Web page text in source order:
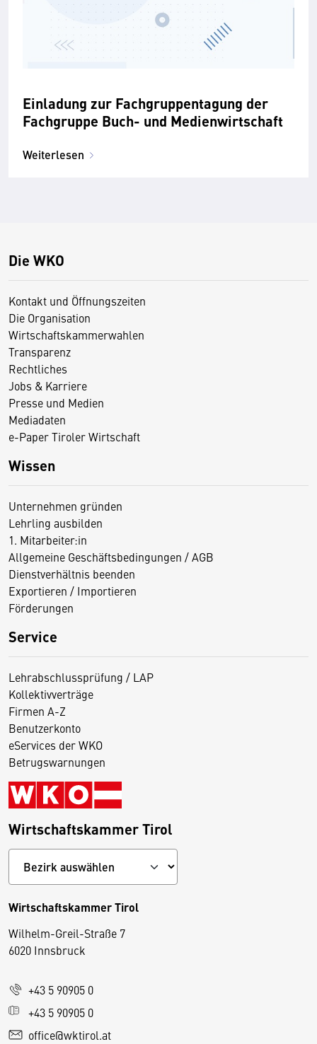
Einladung zur Fachgruppentagung der
Fachgruppe Buch- und Medienwirtschaft
Weiterlesen
Die WKO
Kontakt und Öffnungszeiten
Die Organisation
Wirtschaftskammerwahlen
Transparenz
Rechtliches
Jobs & Karriere
Presse und Medien
Mediadaten
e-Paper Tiroler Wirtschaft
Wissen
Unternehmen gründen
Lehrling ausbilden
1. Mitarbeiter:in
Allgemeine Geschäftsbedingungen / AGB
Dienstverhältnis beenden
Exportieren / Importieren
Förderungen
Service
Lehrabschlussprüfung / LAP
Kollektivverträge
Firmen A-Z
Benutzerkonto
eServices der WKO
Betrugswarnungen
Wirtschaftskammer Tirol
Wirtschaftskammer Tirol
Wilhelm-Greil-Straße 7
6020 Innsbruck
+43 5 90905 0
+43 5 90905 0
office@wktirol.at
D
i
s
e
S